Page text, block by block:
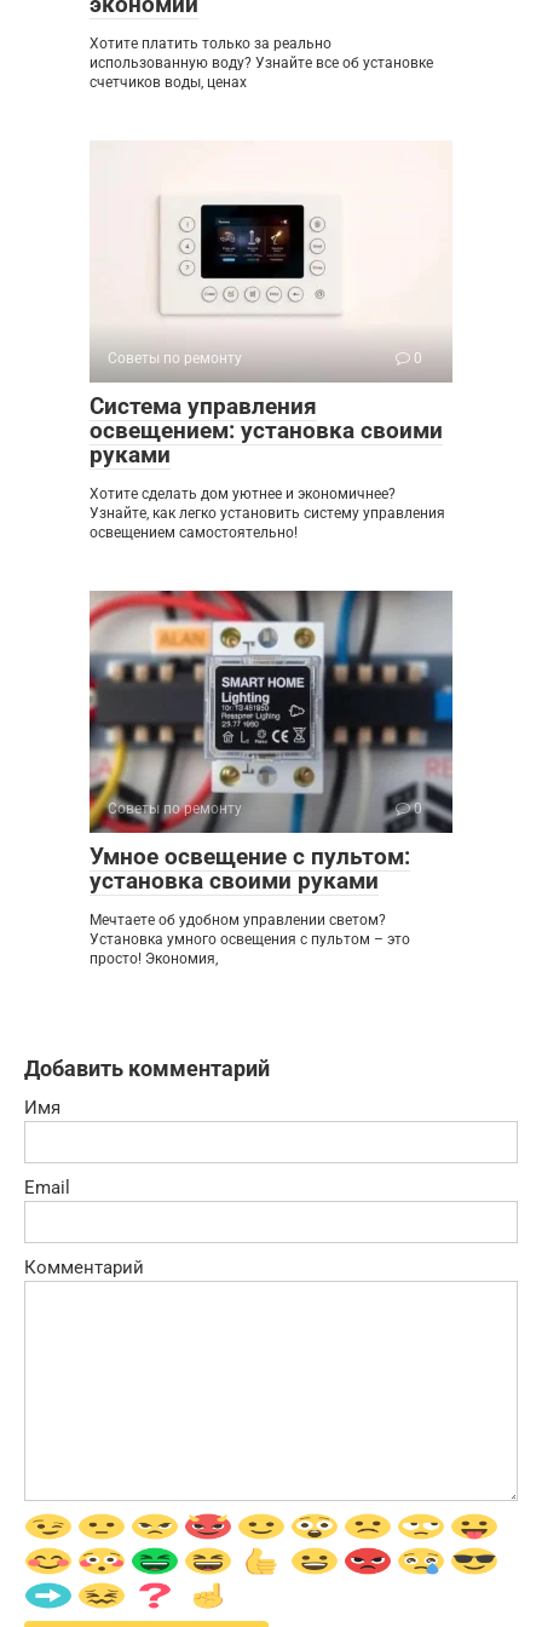
Хотите платить только за реально
использованную воду? Узнайте все об установке
счетчиков воды, ценах
Советы по ремонту 0
Система управления
освещением: установка своими
руками
Хотите сделать дом уютнее и экономичнее?
Узнайте, как легко установить систему управления
освещением самостоятельно!
Советы по ремонту 0
Умное освещение с пультом:
установка своими руками
Мечтаете об удобном управлении светом?
Установка умного освещения с пультом – это
просто! Экономия,
Добавить комментарий
Имя
Email
Комментарий